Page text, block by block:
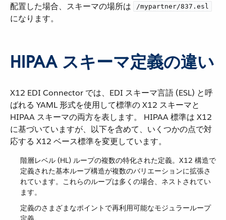
配置した場合、スキーマの場所は ​
/mypartner/837.esl
になります。
HIPAA スキーマ定義の違い
X12 EDI Connector では、EDI スキーマ言語 (ESL) と呼
ばれる YAML 形式を使用して標準の X12 スキーマと
HIPAA スキーマの両方を表します。 HIPAA 標準は X12
に基づいていますが、以下を含めて、いくつかの点で対
応する X12 ベース標準を変更しています。
階層レベル (HL) ループの複数の特化された定義。X12 構造で
定義された基本ループ構造が複数のバリエーションに拡張さ
れています。これらのループは多くの場合、ネストされてい
ます。
定義のさまざまなポイントで再利用可能なモジュラーループ